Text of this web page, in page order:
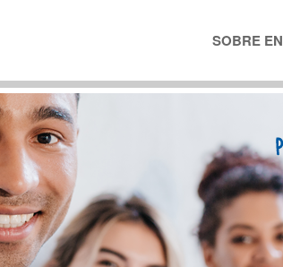
SOBRE